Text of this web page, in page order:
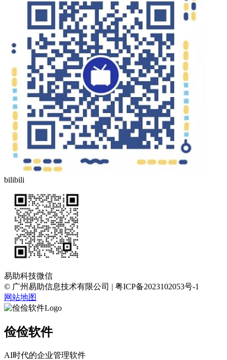
bilibili
易助科技微信
© 广州易助信息技术有限公司 | 粤ICP备2023102053号-1
网站地图
俭俭软件
AI时代的企业管理软件